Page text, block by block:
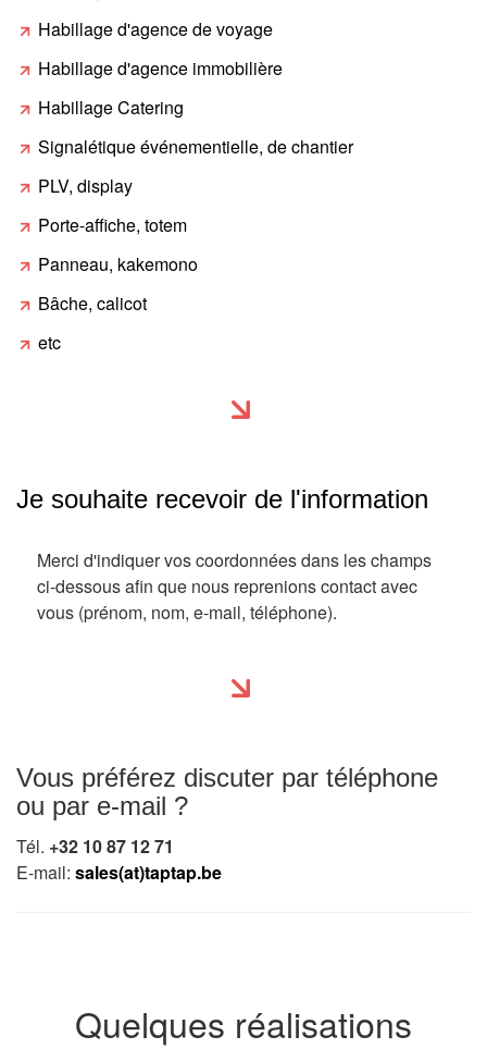
Habillage d'agence de voyage
Habillage d'agence immobilière
Habillage Catering
Signalétique événementielle, de chantier
PLV, display
Porte-affiche, totem
Panneau, kakemono
Bâche, calicot
etc
Je souhaite recevoir de l'information
Merci d'indiquer vos coordonnées dans les champs
ci-dessous afin que nous reprenions contact avec
vous (prénom, nom, e-mail, téléphone).
Vous préférez discuter par téléphone
ou par e-mail ?
Tél. +32 10 87 12 71
E-mail: sales(at)taptap.be
Quelques réalisations